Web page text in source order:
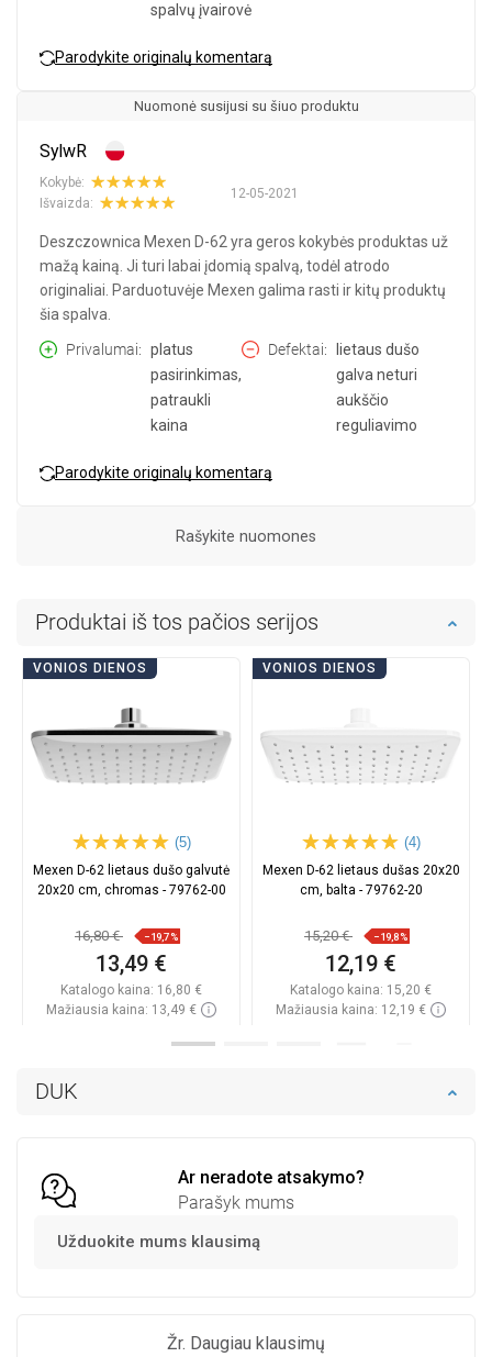
DUK
Ar neradote atsakymo?
Parašyk mums
Užduokite mums klausimą
Žr. Daugiau klausimų
spalvų įvairovė
Parodykite originalų komentarą
Nuomonė susijusi su šiuo produktu
SylwR
12-05-2021
Kokybė:
Išvaizda:
Deszczownica Mexen D-62 yra geros kokybės produktas už
mažą kainą. Ji turi labai įdomią spalvą, todėl atrodo
originaliai. Parduotuvėje Mexen galima rasti ir kitų produktų
šia spalva.
Privalumai
platus
pasirinkimas,
patraukli
kaina
Defektai
lietaus dušo
galva neturi
aukščio
reguliavimo
Parodykite originalų komentarą
Rašykite nuomones
Produktai iš tos pačios serijos
VONIOS DIENOS
(5)
Mexen D-62 lietaus dušo galvutė
20x20 cm, chromas - 79762-00
16,80 € −19,7%
13,49 €
Katalogo kaina: 16,80 €
Mažiausia kaina: 13,49 €
VONIOS DIENOS
(4)
Mexen D-62 lietaus dušas 20x20
cm, balta - 79762-20
15,20 € −19,8%
12,19 €
Katalogo kaina: 15,20 €
Mažiausia kaina: 12,19 €